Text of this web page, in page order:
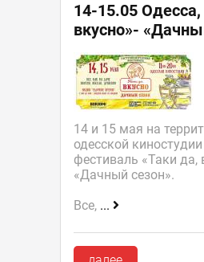
14-15.05 Одесса,
вкусно»-
14 и 15 мая на
одесской
фестиваль «Таки да,
«Дачный сезон».
Все, ...